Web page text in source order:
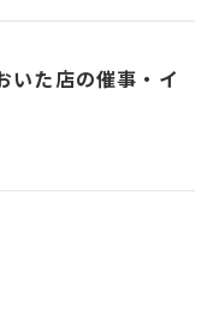
いた店の催事・イ